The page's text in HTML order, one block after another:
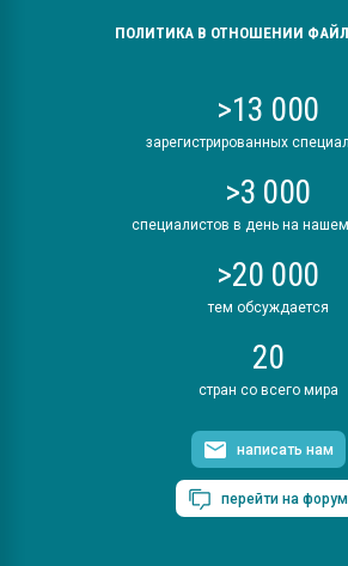
ПОЛИТИКА В ОТНОШЕНИИ
>13 000
зарегистрированных
>3 000
специалистов в день на
>20 000
тем обсуждается
20
стран со всего мира
написать нам
перейти на форум